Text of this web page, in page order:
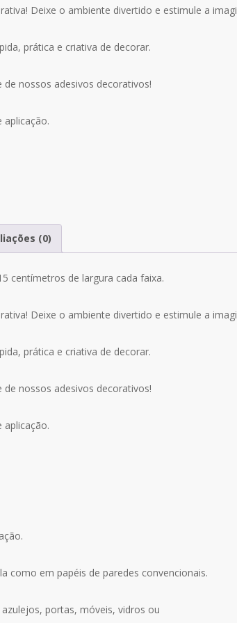
Deixe o ambiente divertido e estimule a
prática e criativa de decorar.
nossos adesivos decorativos!
aplicação.
(0)
centímetros de largura cada faixa.
Deixe o ambiente divertido e estimule a
prática e criativa de decorar.
nossos adesivos decorativos!
aplicação.
como em papéis de paredes convencionais.
portas, móveis, vidros ou